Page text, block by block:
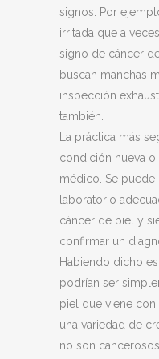
signos. Por
irritada que a
signo de cáncer
buscan manchas
inspección
también.
La práctica más
condición nueva o
médico. Se puede
laboratorio
cáncer de piel y
confirmar un
Habiendo dicho
podrían ser
piel que viene
una variedad de
no son